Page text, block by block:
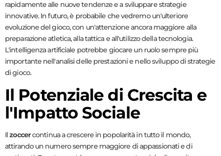
rapidamente alle nuove tendenze e a sviluppare strategie
innovative. In futuro, è probabile che vedremo un'ulteriore
evoluzione del gioco, con un'attenzione ancora maggiore alla
preparazione atletica, alla tattica e all'utilizzo della tecnologia.
L'intelligenza artificiale potrebbe giocare un ruolo sempre più
importante nell'analisi delle prestazioni e nello sviluppo di strategie
di gioco.
Il Potenziale di Crescita e
l'Impatto Sociale
Ilzoccercontinua a crescere in popolarità in tutto il mondo,
attirando un numero sempre maggiore di appassionati e di